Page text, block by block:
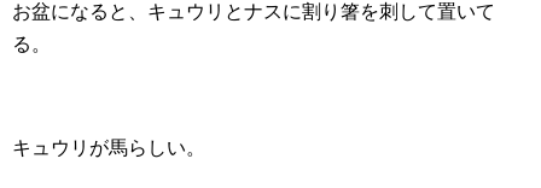
お盆になると、キュウリとナスに割り箸を刺して置いて
る。
キュウリが馬らしい。